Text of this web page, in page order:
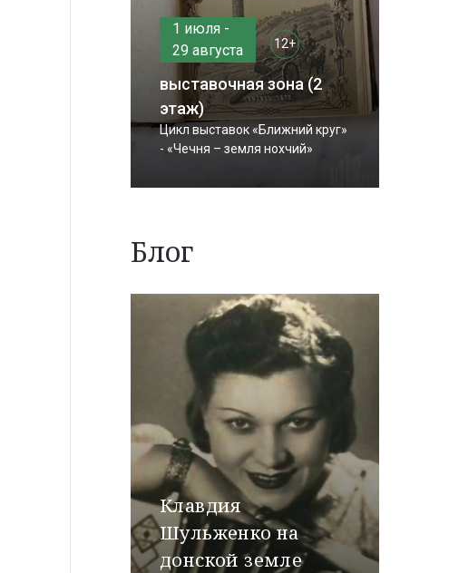
1 июля -
29 августа
12+
выставочная зона (2
этаж)
Цикл выставок «Ближний круг»
- «Чечня – земля нохчий»
Блог
Клавдия
Шульженко на
донской земле